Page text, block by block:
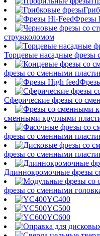
Фрезы
стружколомом
Торцевые насадные фрезы
фрезы со сменными
Сферические фрезы со
сменными круглыми
фрезы со сменными
фрезы со сменными
Длиннокромочные фрезы
фрезы со сменными
YC400
YC500
YC600